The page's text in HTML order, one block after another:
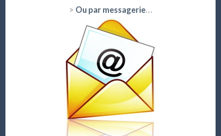
> Ou par messagerie…